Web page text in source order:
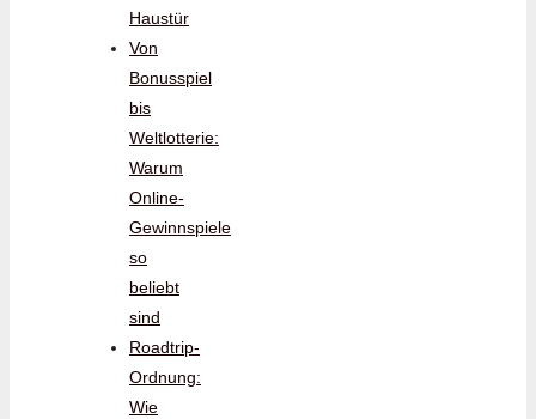
Haustür
Von
Bonusspiel
bis
Weltlotterie:
Warum
Online-
Gewinnspiele
so
beliebt
sind
Roadtrip-
Ordnung:
Wie